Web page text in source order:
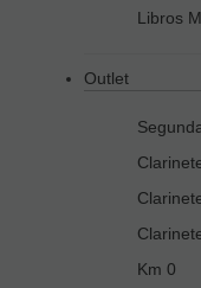
Libros
Outlet
Km 0